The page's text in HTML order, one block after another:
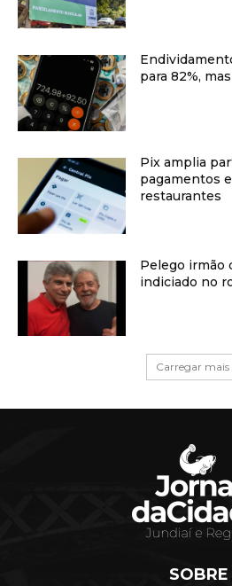
para 82%,
Pix amplia
pagamentos
restaurantes
Pelego irmão
indiciado no
Carregar mais
SOBRE